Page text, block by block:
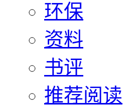
环保
资料
书评
推荐阅读